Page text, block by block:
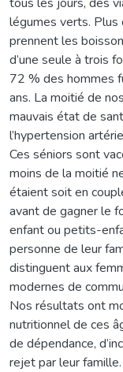
légumes verts.
prennent les
d’une seule à trois
72 % des hommes
ans. La moitié de
mauvais état de
l’hypertension
Ces séniors sont
moins de la moitié
étaient soit en
avant de gagner le
enfant ou petits-
personne de leur
distinguent aux
modernes de
Nos résultats ont
nutritionnel de ces
de dépendance,
rejet par leur famille.